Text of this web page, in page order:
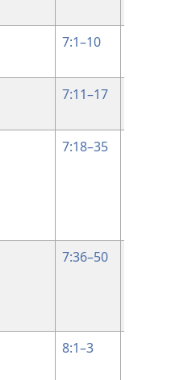
7:1–10
7:11–17
7:18–35
7:36–50
8:1–3